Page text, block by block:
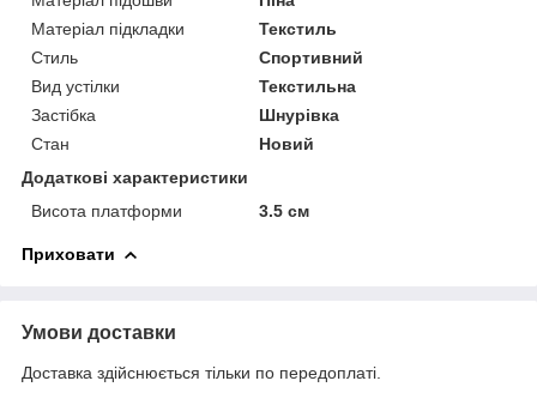
Матеріал підкладки
Текстиль
Стиль
Спортивний
Вид устілки
Текстильна
Застібка
Шнурівка
Стан
Новий
Додаткові характеристики
Висота платформи
3.5 см
Приховати
Умови доставки
Доставка здійснюється тільки по передоплаті.